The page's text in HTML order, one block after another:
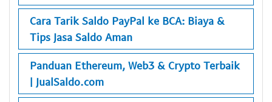
Cara Tarik Saldo PayPal ke BCA: Biaya &
Tips Jasa Saldo Aman
Panduan Ethereum, Web3 & Crypto Terbaik
| JualSaldo.com